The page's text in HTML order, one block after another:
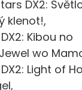
DX2:
klenot!,
Kibou no
wo
Light of